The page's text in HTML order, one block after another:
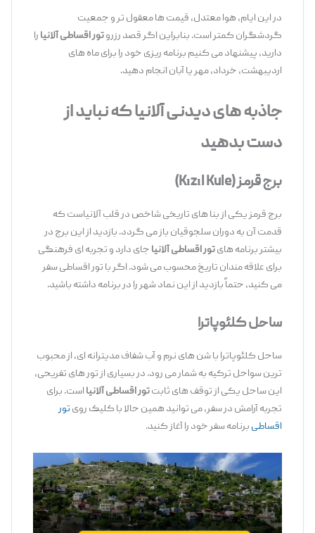
در این ایام، هوا معتدل، قیمت‌ ها معقول ‌تر و جمعیت
گردشگران کمتر است. بنابراین اگر قصد رزروتور اقساطی آلانیارا
دارید، پیشنهاد می ‌کنیم برنامه ‌ریزی خود را برای ماه‌ های
اردیبهشت، خرداد، مهر یا آبان انجام دهید.
جاذبه ‌های دیدنی آلانیا که نباید از
دست بدهید
برج قرمز(Kızıl Kule)
برج قرمز یکی از بنا های تاریخی شاخص در قلب آلانیاست که
قدمت آن به دوران سلجوقیان باز می‌ گردد. بازدید از این برج در
بیشتر برنامه‌ هایتور اقساطی آلانیاجای دارد و تجربه ‌ای فرهنگی
برای علاقه ‌مندان تاریخ محسوب می ‌شود. اگر با تور اقساطی سفر
می ‌کنید، حتماً بازدید از این نماد شهر را در برنامه داشته باشید.
ساحل کلئوپاترا
ساحل کلئوپاترا با شن‌ های نرم و آب شفاف مدیترانه ‌ای، از محبوب
‌ترین سواحل ترکیه به ‌شمار می ‌رود. در بسیاری از تور های تفریحی،
این ساحل یکی از توقف ‌های ثابتتور اقساطی آلانیااست. برای
تجربه آرامش در سفر، می ‌توانید همین حالا با کلیک رویتور
اقساطیبرنامه سفر خود را آغاز کنید.